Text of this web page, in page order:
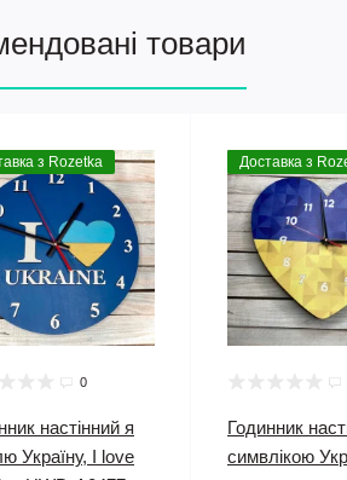
товари
з Rozetka
0
настінний я
Україну, I love
Доставка з
Годинник
симвлікою